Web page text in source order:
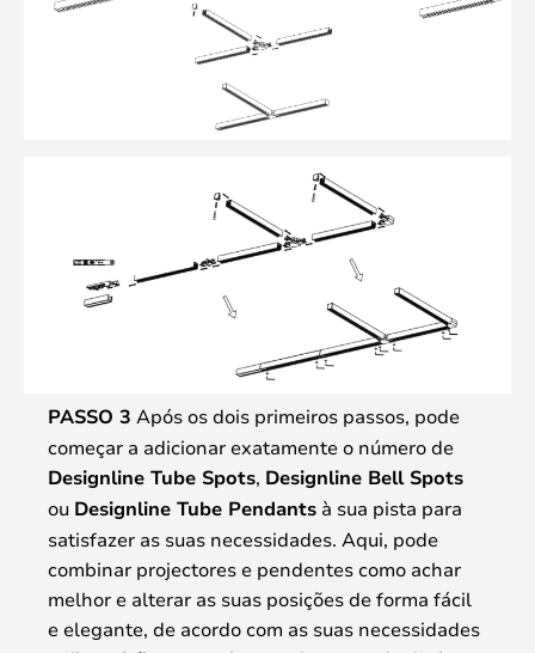
PASSO 3 Após os dois primeiros passos, pode
começar a adicionar exatamente o número de
Designline Tube Spots, Designline Bell Spots
ou Designline Tube Pendants à sua pista para
satisfazer as suas necessidades. Aqui, pode
combinar projectores e pendentes como achar
melhor e alterar as suas posições de forma fácil
e elegante, de acordo com as suas necessidades